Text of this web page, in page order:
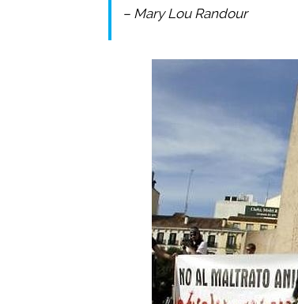
– Mary Lou Randour